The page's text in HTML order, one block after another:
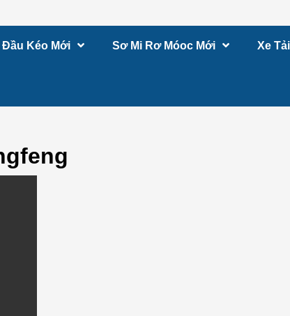
Đầu Kéo Mới Sơ Mi Rơ Móoc Mới Xe